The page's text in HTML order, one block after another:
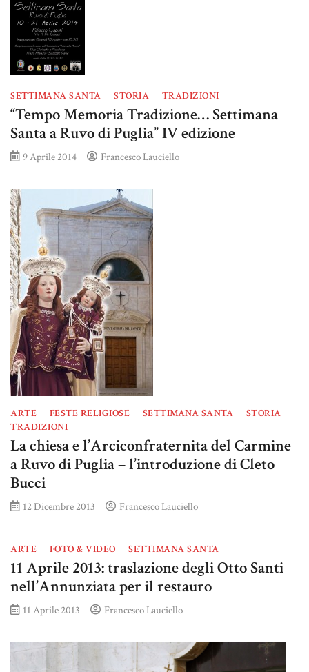
SETTIMANA SANTA STORIA TRADIZIONI
“Tempo Memoria Tradizione… Settimana
Santa a Ruvo di Puglia” IV edizione
9 Aprile 2014 Francesco Lauciello
ARTE FESTE RELIGIOSE SETTIMANA SANTA
STORIA
TRADIZIONI
La chiesa e l’Arciconfraternita del Carmine
a Ruvo di Puglia – l’introduzione di Cleto
Bucci
12 Dicembre 2013 Francesco Lauciello
ARTE FOTO & VIDEO SETTIMANA SANTA
11 Aprile 2013: traslazione degli Otto Santi
nell’Annunziata per il restauro
11 Aprile 2013 Francesco Lauciello